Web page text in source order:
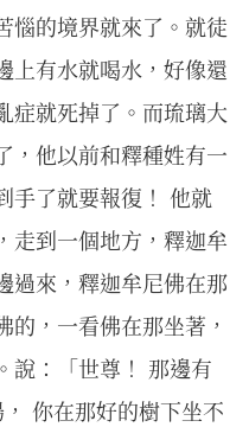
惱的境界就來了。就徒
上有水就喝水，好像還
症就死掉了。而琉璃大
，他以前和釋種姓有一
手了就要報復！ 他就
走到一個地方，釋迦牟
過來，釋迦牟尼佛在那
的，一看佛在那坐著，
說：「世尊！ 那邊有
你在那好的樹下坐不